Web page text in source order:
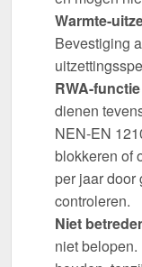
Warmte-
Bevestiging
RWA-
dienen
NEN-EN
blokkeren of
per jaar door
controleren.
Niet
niet